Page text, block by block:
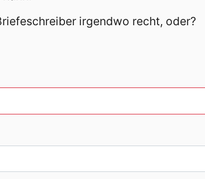
irgendwo recht, oder?